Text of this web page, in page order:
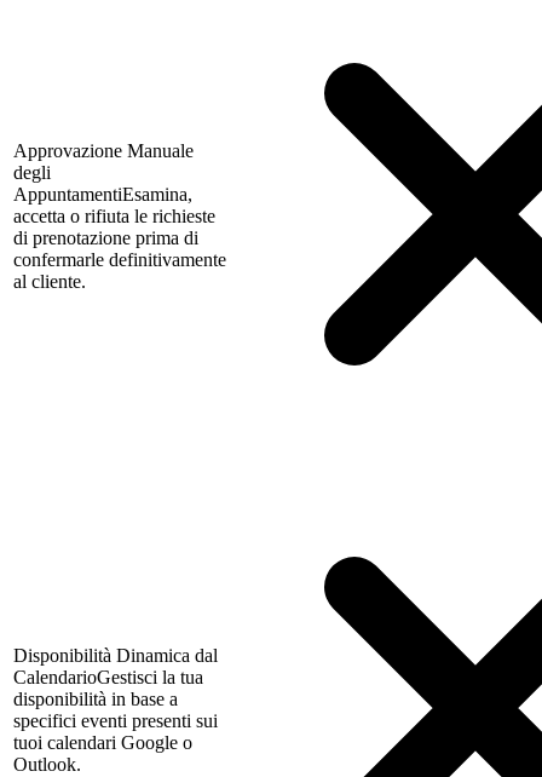
Approvazione Manuale
degli
AppuntamentiEsamina,
accetta o rifiuta le richieste
di prenotazione prima di
confermarle definitivamente
al cliente.
Disponibilità Dinamica dal
CalendarioGestisci la tua
disponibilità in base a
specifici eventi presenti sui
tuoi calendari Google o
Outlook.